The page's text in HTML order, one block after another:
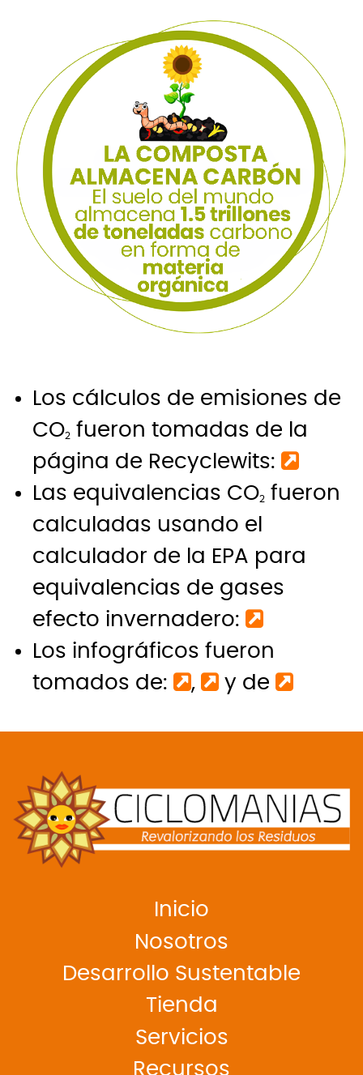
Los cálculos de emisiones de
CO2
fueron tomadas de la
página de Recyclewits:
Las equivalencias CO2
fueron
calculadas usando el
calculador de la EPA para
equivalencias de gases
efecto invernadero:
Los infográficos fueron
tomados de:
, y de
Inicio
Nosotros
Desarrollo Sustentable
Tienda
Servicios
Recursos